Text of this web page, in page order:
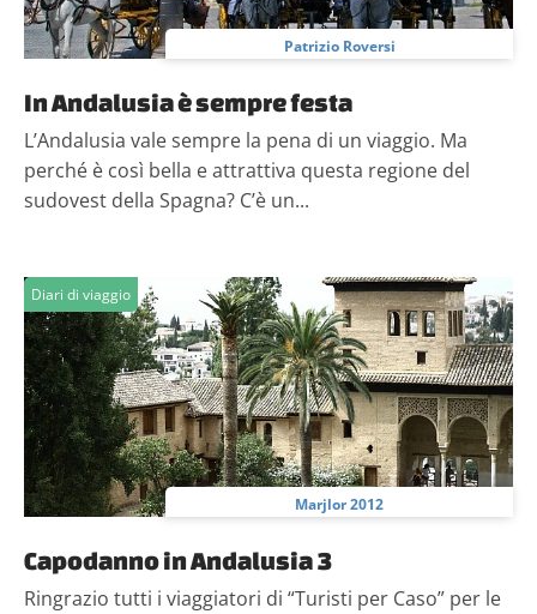
Patrizio Roversi
In Andalusia è sempre festa
L’Andalusia vale sempre la pena di un viaggio. Ma
perché è così bella e attrattiva questa regione del
sudovest della Spagna? C’è un...
Diari di viaggio
Marjlor 2012
Capodanno in Andalusia 3
Ringrazio tutti i viaggiatori di “Turisti per Caso” per le